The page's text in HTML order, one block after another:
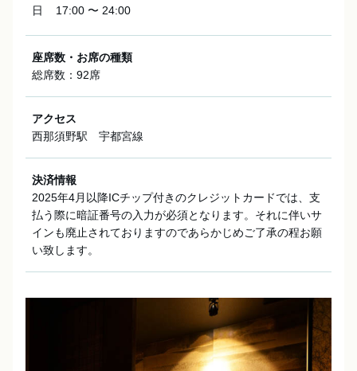
日
17:00 〜 24:00
座席数・お席の種類
総席数：92席
アクセス
西那須野駅 宇都宮線
決済情報
2025年4月以降ICチップ付きのクレジットカードでは、支
払う際に暗証番号の入力が必須となります。それに伴いサ
インも廃止されておりますのであらかじめご了承の程お願
い致します。